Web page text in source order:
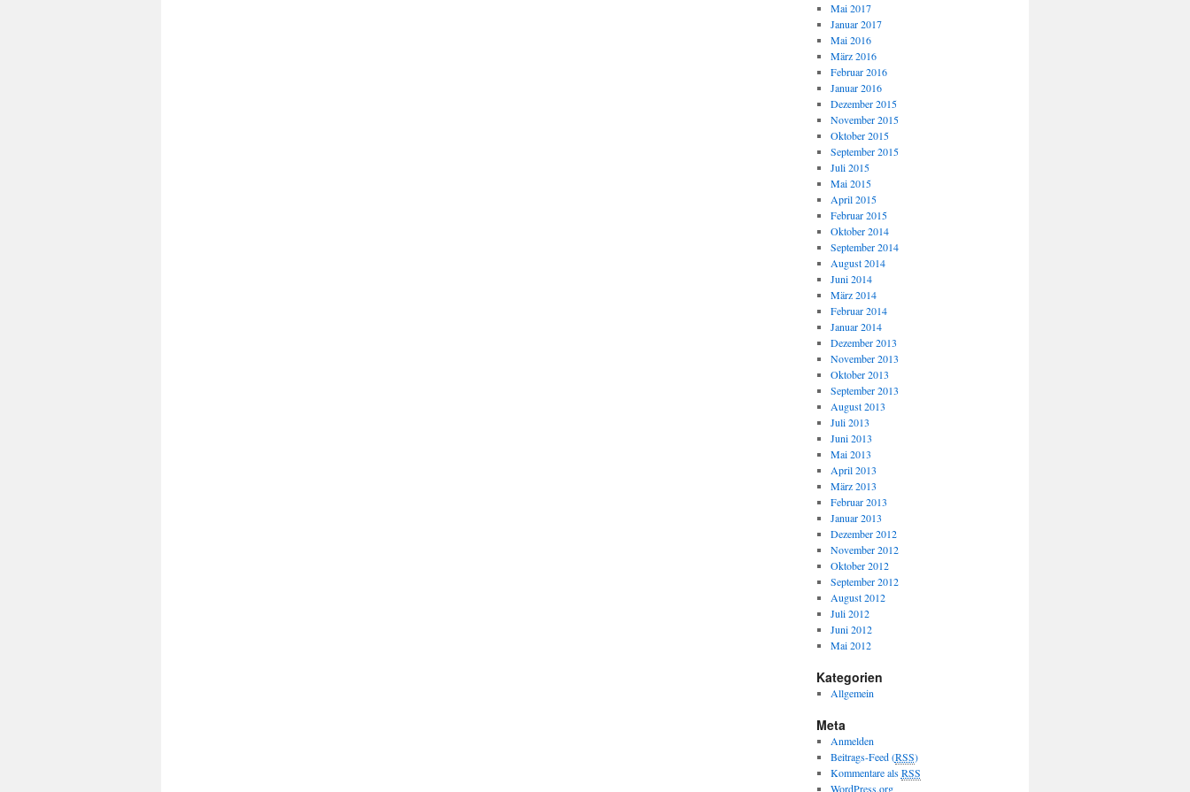
Mai 2017
Januar 2017
Mai 2016
März 2016
Februar 2016
Januar 2016
Dezember 2015
November 2015
Oktober 2015
September 2015
Juli 2015
Mai 2015
April 2015
Februar 2015
Oktober 2014
September 2014
August 2014
Juni 2014
März 2014
Februar 2014
Januar 2014
Dezember 2013
November 2013
Oktober 2013
September 2013
August 2013
Juli 2013
Juni 2013
Mai 2013
April 2013
März 2013
Februar 2013
Januar 2013
Dezember 2012
November 2012
Oktober 2012
September 2012
August 2012
Juli 2012
Juni 2012
Mai 2012
Kategorien
Allgemein
Meta
Anmelden
Beitrags-Feed (RSS)
Kommentare alsRSS
WordPress.org